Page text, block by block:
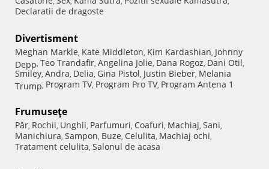
Declaratii de dragoste
Divertisment
Meghan Markle, Kate Middleton, Kim Kardashian, Johnny
Depp, Teo Trandafir, Angelina Jolie, Dana Rogoz, Dani Otil,
Smiley, Andra, Delia, Gina Pistol, Justin Bieber, Melania
Trump, Program TV, Program Pro TV, Program Antena 1
Frumuseţe
Păr, Rochii, Unghii, Parfumuri, Coafuri, Machiaj, Sani,
Manichiura, Sampon, Buze, Celulita, Machiaj ochi,
Tratament celulita, Salonul de acasa